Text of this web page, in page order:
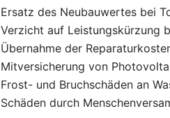
Ersatz des Neubauwertes bei
Verzicht auf Leistungskürzung
Übernahme der
Mitversicherung von
Frost- und Bruchschäden an
Schäden durch